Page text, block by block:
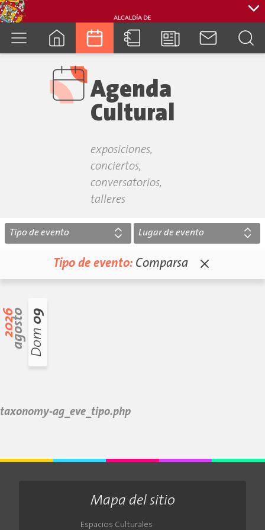
Agenda
Cultural
exposiciones,
conciertos,
conversatorios,
talleres
Tipo de evento: Comparsa
2026agosto Dom
09
Tipo de evento Lugar de evento
taxonomy-ag_eve_tipo.php
Mapa del sitio
Espacios Culturales